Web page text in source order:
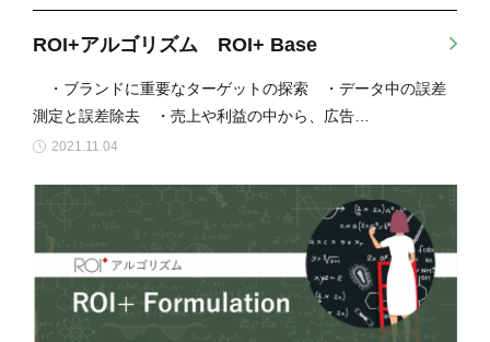
ROI+アルゴリズム ROI+ Base
・ブランドに重要なターゲットの探索 ・データ中の誤差
測定と誤差除去 ・売上や利益の中から、広告…
2021.11.04